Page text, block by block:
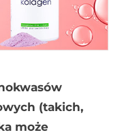
(takich,
może